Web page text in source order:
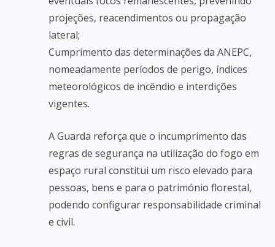
projeções, reacendimentos ou propagação
lateral;
Cumprimento das determinações da ANEPC,
nomeadamente períodos de perigo, índices
meteorológicos de incêndio e interdições
vigentes.
A Guarda reforça que o incumprimento das
regras de segurança na utilização do fogo em
espaço rural constitui um risco elevado para
pessoas, bens e para o património florestal,
podendo configurar responsabilidade criminal
e civil.